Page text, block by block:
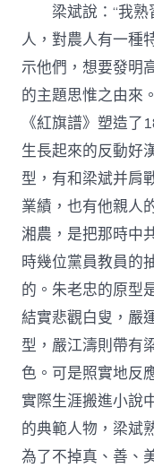
梁斌說：“我
人，對農人有一種
示他們，想要發明
的主題思惟之由來
《紅旗譜》塑造
生長起來的反動好
型，有和梁斌并肩
業績，也有他親人
湘農，是把那時中
時幾位黨員教員的
的。朱老忠的原型
結實悲觀白叟，嚴
型，嚴江濤則帶有
色。可是照實地反
實際生涯搬進小說
的典範人物，梁斌
為了不掉真、善、